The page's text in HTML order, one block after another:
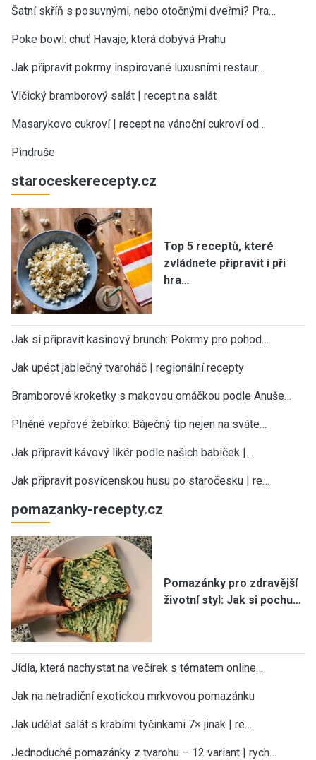
Šatní skříň s posuvnými, nebo otočnými dveřmi? Pra…
Poke bowl: chuť Havaje, která dobývá Prahu
Jak připravit pokrmy inspirované luxusními restaur…
Vlčický bramborový salát | recept na salát
Masarykovo cukroví | recept na vánoční cukroví od…
Pindruše
staroceskerecepty.cz
Top 5 receptů, které
zvládnete připravit i při
hra…
Jak si připravit kasinový brunch: Pokrmy pro pohod…
Jak upéct jablečný tvaroháč | regionální recepty
Bramborové kroketky s makovou omáčkou podle Anuše…
Plněné vepřové žebírko: Báječný tip nejen na sváte…
Jak připravit kávový likér podle našich babiček |…
Jak připravit posvícenskou husu po staročesku | re…
pomazanky-recepty.cz
Pomazánky pro zdravější
životní styl: Jak si pochu…
Jídla, která nachystat na večírek s tématem online…
Jak na netradiční exotickou mrkvovou pomazánku
Jak udělat salát s krabími tyčinkami 7× jinak | re…
Jednoduché pomazánky z tvarohu – 12 variant | rych…